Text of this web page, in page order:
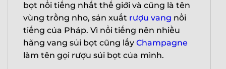
bọt nổi tiếng nhất thế giới và cũng là tên
vùng trồng nho, sản xuất rượu vang nổi
tiếng của Pháp. Vì nổi tiếng nên nhiều
hãng vang sủi bọt cũng lấy Champagne
làm tên gọi rượu sủi bọt của mình.